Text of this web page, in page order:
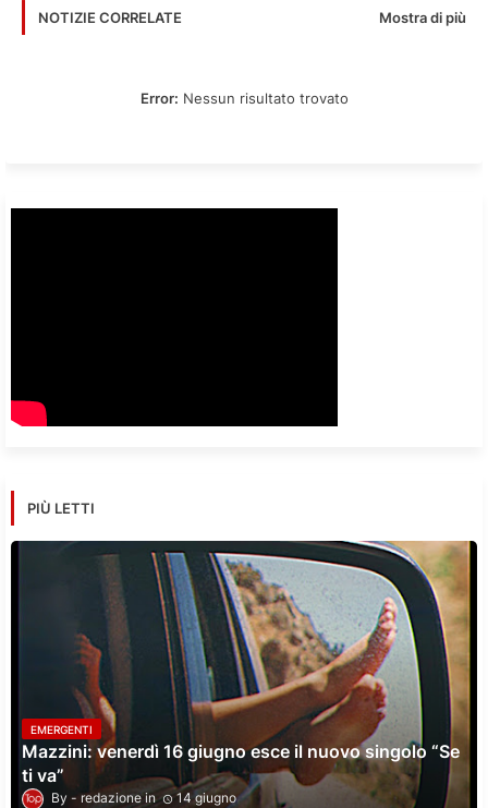
NOTIZIE CORRELATE Mostra di più
Error: Nessun risultato trovato
PIÙ LETTI
EMERGENTI
Mazzini: venerdì 16 giugno esce il nuovo singolo “Se
ti va”
redazione 14 giugno